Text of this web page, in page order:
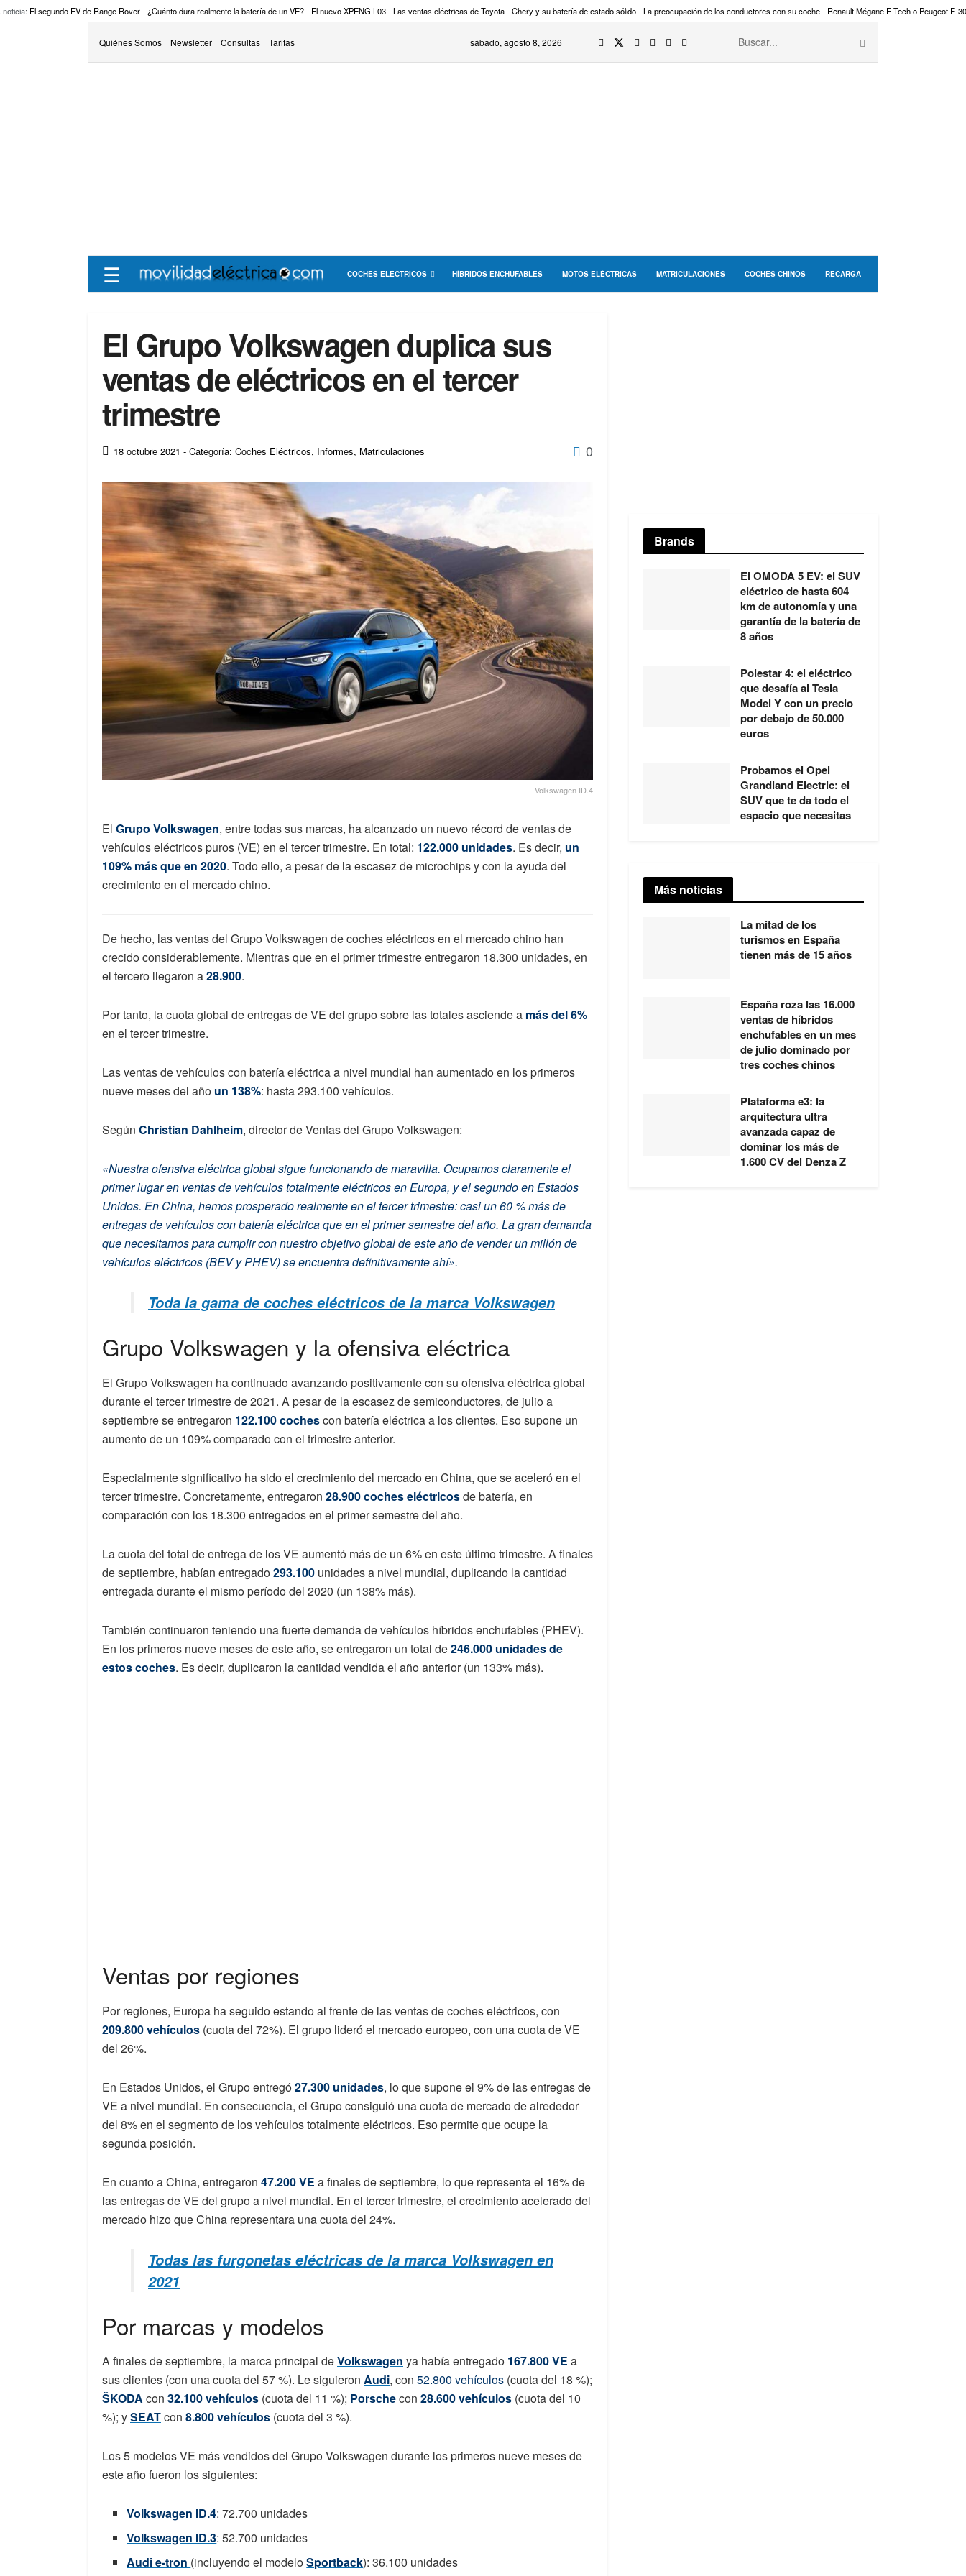
noticia: El segundo EV de Range Rover ¿Cuánto dura realmente la batería de un VE? El nuevo XPENG L03 Las ventas eléctricas de Toyota Chery y su batería de estado sólido La preocupación de los conductores con su coche Renault Mégane E-Tech o Peugeot E-
Quiénes Somos Newsletter Consultas Tarifas sábado, agosto 8, 2026
☰ COCHES ELÉCTRICOS HÍBRIDOS ENCHUFABLES MOTOS ELÉCTRICAS MATRICULACIONES COCHES CHINOS RECARGA
El Grupo Volkswagen duplica sus
ventas de eléctricos en el tercer
trimestre
18 octubre 2021 - Categoría: Coches Eléctricos, Informes, Matriculaciones 0
Volkswagen ID.4
El Grupo Volkswagen, entre todas sus marcas, ha alcanzado un nuevo récord de ventas de
vehículos eléctricos puros (VE) en el tercer trimestre. En total: 122.000 unidades. Es decir, un
109% más que en 2020. Todo ello, a pesar de la escasez de microchips y con la ayuda del
crecimiento en el mercado chino.
De hecho, las ventas del Grupo Volkswagen de coches eléctricos en el mercado chino han
crecido considerablemente. Mientras que en el primer trimestre entregaron 18.300 unidades, en
el tercero llegaron a28.900.
Por tanto, la cuota global de entregas de VE del grupo sobre las totales asciende a más del 6%
en el tercer trimestre.
Las ventas de vehículos con batería eléctrica a nivel mundial han aumentado en los primeros
nueve meses del año un 138%: hasta 293.100 vehículos.
Según Christian Dahlheim, director de Ventas del Grupo Volkswagen:
«Nuestra ofensiva eléctrica global sigue funcionando de maravilla. Ocupamos claramente el
primer lugar en ventas de vehículos totalmente eléctricos en Europa, y el segundo en Estados
Unidos. En China, hemos prosperado realmente en el tercer trimestre: casi un 60 % más de
entregas de vehículos con batería eléctrica que en el primer semestre del año. La gran demanda
que necesitamos para cumplir con nuestro objetivo global de este año de vender un millón de
vehículos eléctricos (BEV y PHEV) se encuentra definitivamente ahí».
Toda la gama de coches eléctricos de la marca Volkswagen
Grupo Volkswagen y la ofensiva eléctrica
El Grupo Volkswagen ha continuado avanzando positivamente con su ofensiva eléctrica global
durante el tercer trimestre de 2021. A pesar de la escasez de semiconductores, de julio a
septiembre se entregaron 122.100 cochescon batería eléctrica a los clientes. Eso supone un
aumento de un 109% comparado con el trimestre anterior.
Especialmente significativo ha sido el crecimiento del mercado en China, que se aceleró en el
tercer trimestre. Concretamente, entregaron 28.900 coches eléctricosde batería, en
comparación con los 18.300 entregados en el primer semestre del año.
La cuota del total de entrega de los VE aumentó más de un 6% en este último trimestre. A finales
de septiembre, habían entregado293.100 unidades a nivel mundial, duplicando la cantidad
entregada durante el mismo período del 2020 (un 138% más).
También continuaron teniendo una fuerte demanda de vehículos híbridos enchufables (PHEV).
En los primeros nueve meses de este año, se entregaron un total de246.000 unidades de
estos coches. Es decir, duplicaron la cantidad vendida el año anterior (un 133% más).
Ventas por regiones
Por regiones, Europa ha seguido estando al frente de las ventas de coches eléctricos, con
209.800 vehículos (cuota del 72%). El grupo lideró el mercado europeo, con una cuota de VE
del 26%.
En Estados Unidos, el Grupo entregó27.300 unidades, lo que supone el 9% de las entregas de
VE a nivel mundial. En consecuencia, el Grupo consiguió una cuota de mercado de alrededor
del 8% en el segmento de los vehículos totalmente eléctricos. Eso permite que ocupe la
segunda posición.
En cuanto a China, entregaron 47.200 VE a finales de septiembre, lo que representa el 16% de
las entregas de VE del grupo a nivel mundial. En el tercer trimestre, el crecimiento acelerado del
mercado hizo que China representara una cuota del 24%.
Todas las furgonetas eléctricas de la marca Volkswagen en
2021
Por marcas y modelos
A finales de septiembre, la marca principal deVolkswagen ya había entregado 167.800 VE a
sus clientes (con una cuota del 57 %). Le siguieron Audi, con 52.800 vehículos (cuota del 18 %);
ŠKODA con 32.100 vehículos (cuota del 11 %); Porschecon 28.600 vehículos (cuota del 10
%); ySEATcon 8.800 vehículos (cuota del 3 %).
Los 5 modelos VE más vendidos del Grupo Volkswagen durante los primeros nueve meses de
este año fueron los siguientes:
Volkswagen ID.4: 72.700 unidades
Volkswagen ID.3: 52.700 unidades
Audi e-tron (incluyendo el modeloSportback): 36.100 unidades
Brands
El OMODA 5 EV: el SUV
eléctrico de hasta 604
km de autonomía y una
garantía de la batería de
8 años
Polestar 4: el eléctrico
que desafía al Tesla
Model Y con un precio
por debajo de 50.000
euros
Probamos el Opel
Grandland Electric: el
SUV que te da todo el
espacio que necesitas
Más noticias
La mitad de los
turismos en España
tienen más de 15 años
España roza las 16.000
ventas de híbridos
enchufables en un mes
de julio dominado por
tres coches chinos
Plataforma e3: la
arquitectura ultra
avanzada capaz de
dominar los más de
1.600 CV del Denza Z